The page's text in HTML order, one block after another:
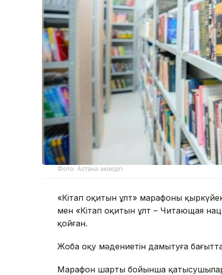
Фото: Астана әкімдігі
«Кітап оқитын ұлт» марафоны
мен «Кітап оқитын ұлт – Читающая
қойған.
Жоба оқу мәдениетін дамытуға
Марафон шарты бойынша қатысушылар